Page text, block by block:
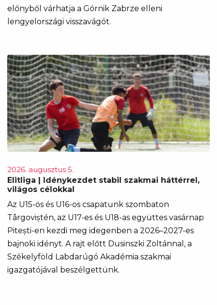
előnyből várhatja a Górnik Zabrze elleni
lengyelországi visszavágót.
2026. augusztus 5.
Elitliga | Idénykezdet stabil szakmai háttérrel,
világos célokkal
Az U15-ös és U16-os csapatunk szombaton
Târgoviștén, az U17-es és U18-as együttes vasárnap
Pitești-en kezdi meg idegenben a 2026–2027-es
bajnoki idényt. A rajt előtt Dusinszki Zoltánnal, a
Székelyföld Labdarúgó Akadémia szakmai
igazgatójával beszélgettünk.